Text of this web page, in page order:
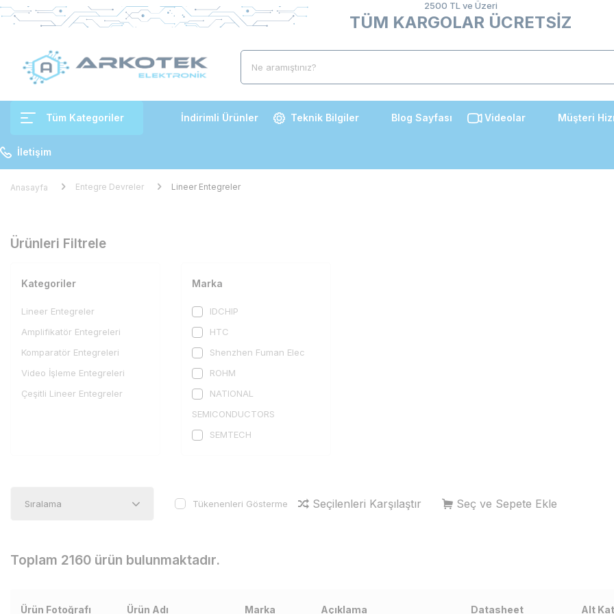
2500 TL ve Üzeri
TÜM KARGOLAR ÜCRETSİZ
Tüm Kategoriler İndirimli Ürünler Teknik Bilgiler Blog Sayfası Videolar Müşteri
İletişim
Anasayfa Entegre Devreler Lineer Entegreler
Ürünleri Filtrele
Kategoriler
Lineer Entegreler
Amplifikatör Entegreleri
Komparatör Entegreleri
Video İşleme Entegreleri
Çeşitli Lineer Entegreler
Marka
IDCHIP
HTC
Shenzhen Fuman Elec
ROHM
NATIONAL
SEMICONDUCTORS
SEMTECH
UTC
Tükenenleri Gösterme Seçilenleri Karşılaştır Seç ve Sepete Ekle
Toplam 2160 ürün bulunmaktadır.
Ürün Fotoğrafı Ürün Adı Marka Açıklama Datasheet Alt